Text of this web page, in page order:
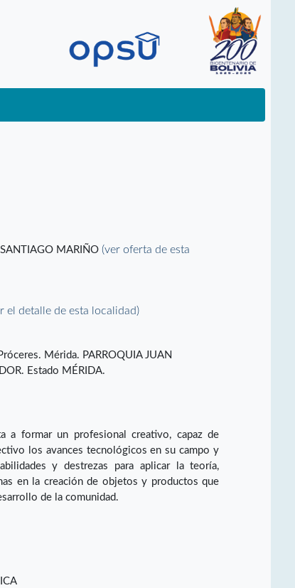
SANTIAGO MARIÑO(ver oferta de esta
el detalle de esta localidad)
Mérida. PARROQUIA JUAN
Estado MÉRIDA.
a formar un profesional creativo, capaz de
los avances tecnológicos en su campo y
y destrezas para aplicar la teoría,
en la creación de objetos y productos que
de la comunidad.